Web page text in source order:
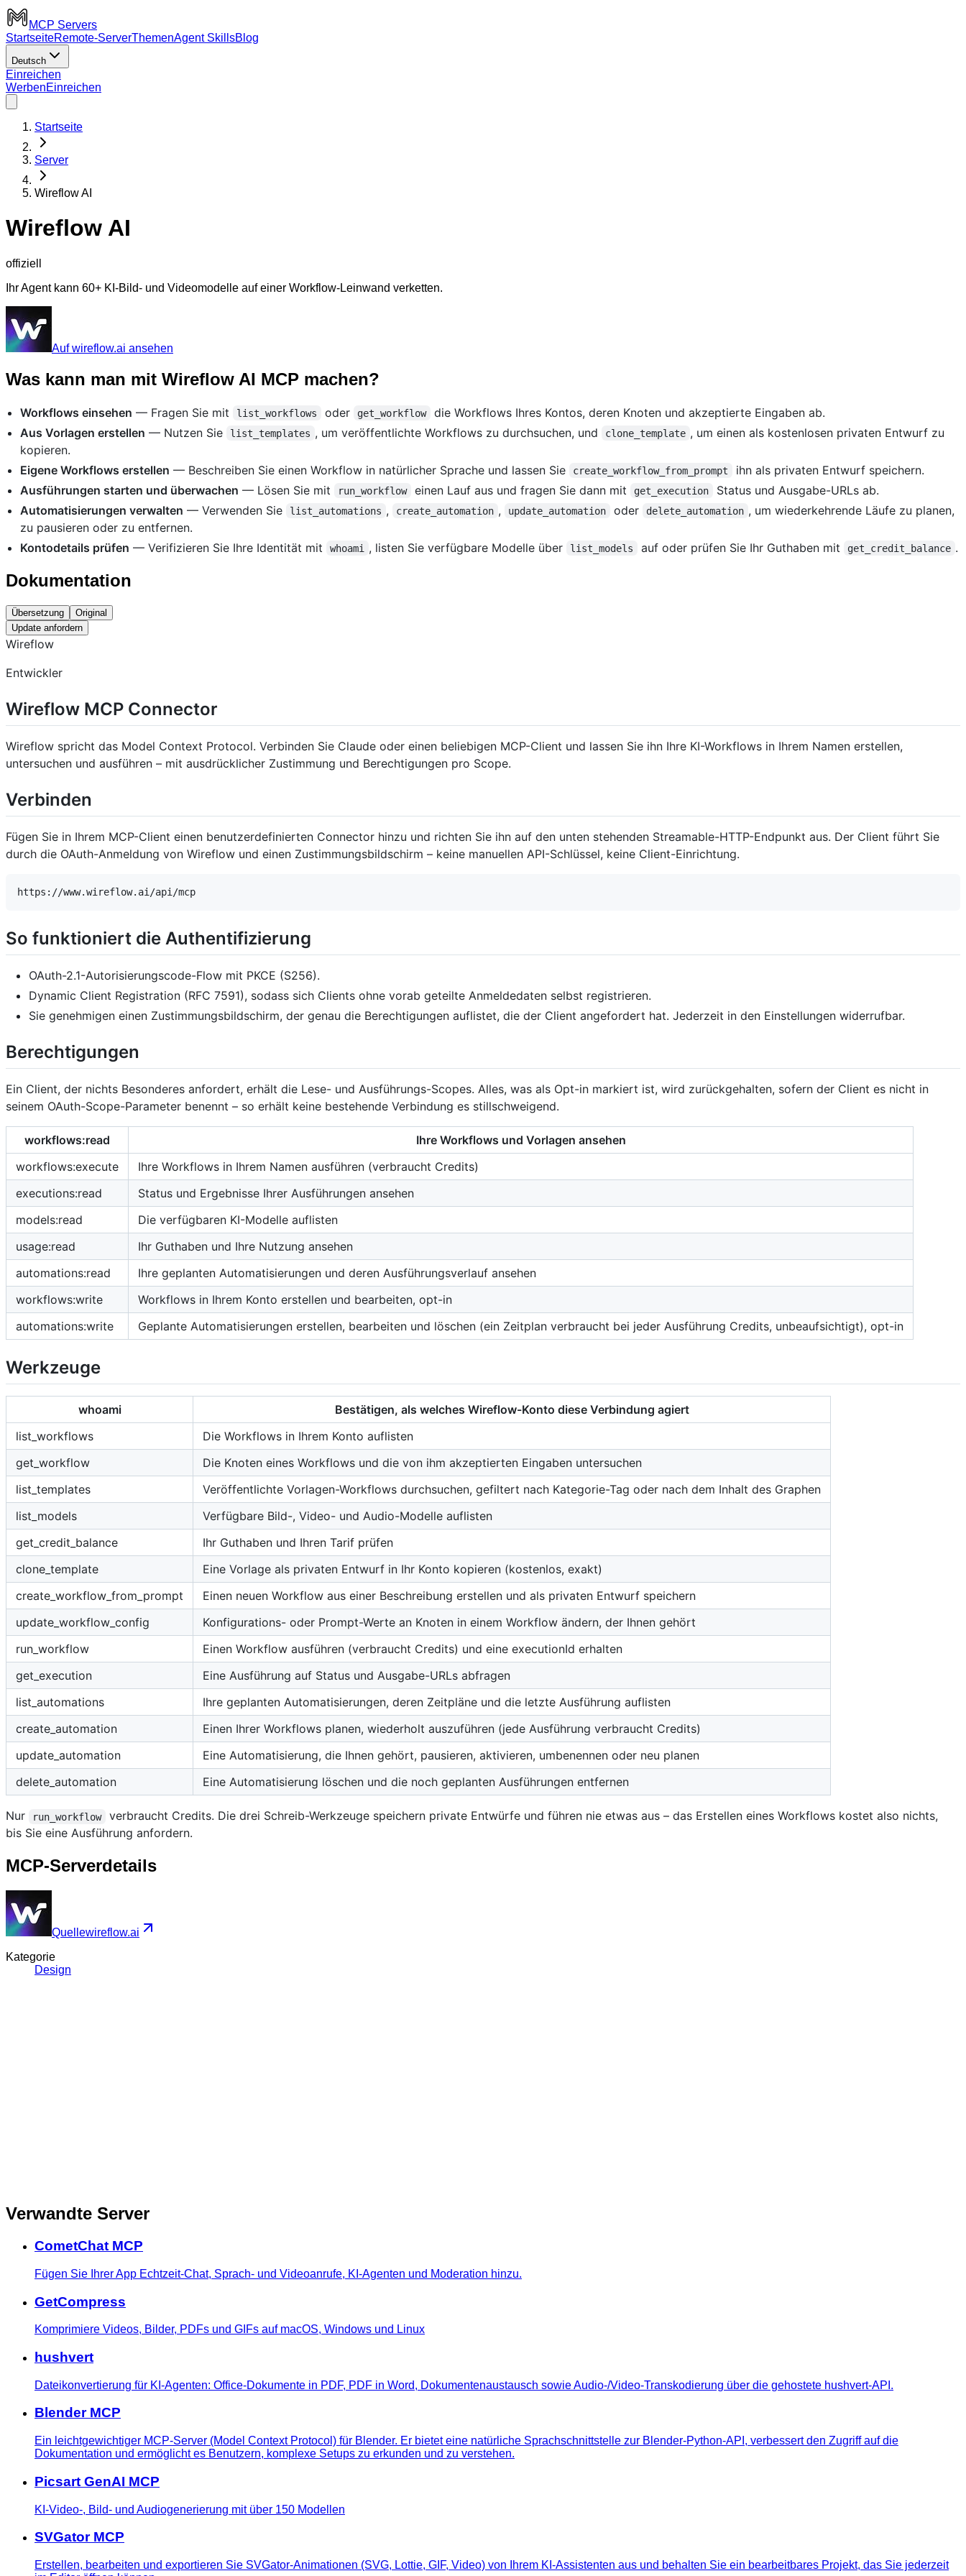
MCP Servers
StartseiteRemote-ServerThemenAgent SkillsBlog
Deutsch
Einreichen
WerbenEinreichen
Startseite
Server
Wireflow AI
Wireflow AI
offiziell
Ihr Agent kann 60+ KI-Bild- und Videomodelle auf einer Workflow-Leinwand verketten.
Auf wireflow.ai ansehen
Was kann man mit Wireflow AI MCP machen?
Workflows einsehen — Fragen Sie mit list_workflows oder get_workflow
die Workflows Ihres Kontos, deren Knoten und akzeptierte Eingaben ab.
Aus Vorlagen erstellen — Nutzen Sie list_templates , um veröffentlichte Workflows zu durchsuchen, und clone_template , um einen als kostenlosen privaten Entwurf zu
kopieren.
Eigene Workflows erstellen — Beschreiben Sie einen Workflow in natürlicher Sprache und lassen Sie create_workflow_from_prompt
ihn als privaten Entwurf speichern.
Ausführungen starten und überwachen — Lösen Sie mit run_workflow einen Lauf aus und fragen Sie dann mit get_execution
Status und Ausgabe-URLs ab.
Automatisierungen verwalten — Verwenden Sie list_automations , create_automation , update_automation oder delete_automation , um wiederkehrende Läufe zu planen,
zu pausieren oder zu entfernen.
Kontodetails prüfen — Verifizieren Sie Ihre Identität mit whoami , listen Sie verfügbare Modelle über list_models auf oder prüfen Sie Ihr Guthaben mit get_credit_balance .
Dokumentation
Übersetzung
Original
Update anfordern
Wireflow
Entwickler
Wireflow MCP Connector
Wireflow spricht das Model Context Protocol. Verbinden Sie Claude oder einen beliebigen MCP-Client und lassen Sie ihn Ihre KI-Workflows in Ihrem Namen erstellen,
untersuchen und ausführen – mit ausdrücklicher Zustimmung und Berechtigungen pro Scope.
Verbinden
Fügen Sie in Ihrem MCP-Client einen benutzerdefinierten Connector hinzu und richten Sie ihn auf den unten stehenden Streamable-HTTP-Endpunkt aus. Der Client führt Sie
durch die OAuth-Anmeldung von Wireflow und einen Zustimmungsbildschirm – keine manuellen API-Schlüssel, keine Client-Einrichtung.
So funktioniert die Authentifizierung
OAuth-2.1-Autorisierungscode-Flow mit PKCE (S256).
Dynamic Client Registration (RFC 7591), sodass sich Clients ohne vorab geteilte Anmeldedaten selbst registrieren.
Sie genehmigen einen Zustimmungsbildschirm, der genau die Berechtigungen auflistet, die der Client angefordert hat. Jederzeit in den Einstellungen widerrufbar.
Berechtigungen
Ein Client, der nichts Besonderes anfordert, erhält die Lese- und Ausführungs-Scopes. Alles, was als Opt-in markiert ist, wird zurückgehalten, sofern der Client es nicht in
seinem OAuth-Scope-Parameter benennt – so erhält keine bestehende Verbindung es stillschweigend.
workflows:read
Ihre Workflows und Vorlagen ansehen
workflows:execute
Ihre Workflows in Ihrem Namen ausführen (verbraucht Credits)
executions:read
Status und Ergebnisse Ihrer Ausführungen ansehen
models:read
Die verfügbaren KI-Modelle auflisten
usage:read
Ihr Guthaben und Ihre Nutzung ansehen
automations:read
Ihre geplanten Automatisierungen und deren Ausführungsverlauf ansehen
workflows:write
Workflows in Ihrem Konto erstellen und bearbeiten, opt-in
automations:write
Geplante Automatisierungen erstellen, bearbeiten und löschen (ein Zeitplan verbraucht bei jeder Ausführung Credits, unbeaufsichtigt), opt-in
Werkzeuge
whoami
Bestätigen, als welches Wireflow-Konto diese Verbindung agiert
list_workflows
Die Workflows in Ihrem Konto auflisten
get_workflow
Die Knoten eines Workflows und die von ihm akzeptierten Eingaben untersuchen
list_templates
Veröffentlichte Vorlagen-Workflows durchsuchen, gefiltert nach Kategorie-Tag oder nach dem Inhalt des Graphen
list_models
Verfügbare Bild-, Video- und Audio-Modelle auflisten
get_credit_balance
Ihr Guthaben und Ihren Tarif prüfen
clone_template
Eine Vorlage als privaten Entwurf in Ihr Konto kopieren (kostenlos, exakt)
create_workflow_from_prompt
Einen neuen Workflow aus einer Beschreibung erstellen und als privaten Entwurf speichern
update_workflow_config
Konfigurations- oder Prompt-Werte an Knoten in einem Workflow ändern, der Ihnen gehört
run_workflow
Einen Workflow ausführen (verbraucht Credits) und eine executionId erhalten
get_execution
Eine Ausführung auf Status und Ausgabe-URLs abfragen
list_automations
Ihre geplanten Automatisierungen, deren Zeitpläne und die letzte Ausführung auflisten
create_automation
Einen Ihrer Workflows planen, wiederholt auszuführen (jede Ausführung verbraucht Credits)
update_automation
Eine Automatisierung, die Ihnen gehört, pausieren, aktivieren, umbenennen oder neu planen
delete_automation
Eine Automatisierung löschen und die noch geplanten Ausführungen entfernen
Nur run_workflow
verbraucht Credits. Die drei Schreib-Werkzeuge speichern private Entwürfe und führen nie etwas aus – das Erstellen eines Workflows kostet also nichts,
bis Sie eine Ausführung anfordern.
MCP-Serverdetails
Quellewireflow.ai
Kategorie
Design
Verwandte Server
CometChat MCP
Fügen Sie Ihrer App Echtzeit-Chat, Sprach- und Videoanrufe, KI-Agenten und Moderation hinzu.
GetCompress
Komprimiere Videos, Bilder, PDFs und GIFs auf macOS, Windows und Linux
hushvert
Dateikonvertierung für KI-Agenten: Office-Dokumente in PDF, PDF in Word, Dokumentenaustausch sowie Audio-/Video-Transkodierung über die gehostete hushvert-API.
Blender MCP
Ein leichtgewichtiger MCP-Server (Model Context Protocol) für Blender. Er bietet eine natürliche Sprachschnittstelle zur Blender-Python-API, verbessert den Zugriff auf die
Dokumentation und ermöglicht es Benutzern, komplexe Setups zu erkunden und zu verstehen.
Picsart GenAI MCP
KI-Video-, Bild- und Audiogenerierung mit über 150 Modellen
SVGator MCP
Erstellen, bearbeiten und exportieren Sie SVGator-Animationen (SVG, Lottie, GIF, Video) von Ihrem KI-Assistenten aus und behalten Sie ein bearbeitbares Projekt, das Sie jederzeit